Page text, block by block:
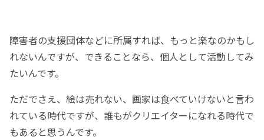
障害者の支援団体などに所属すれば、もっと楽なのかもし
れないんですが、できることなら、個人として活動してみ
たいんです。
ただでさえ、絵は売れない、画家は食べていけないと言わ
れている時代ですが、誰もがクリエイターになれる時代で
もあると思うんです。